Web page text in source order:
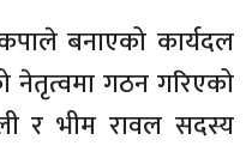
बनाएको कार्यदल
नेतृत्वमा गठन गरिएको
र भीम रावल सदस्य